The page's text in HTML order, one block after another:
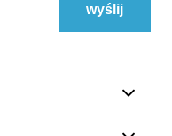
wyślij